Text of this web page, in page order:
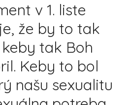
v 1. liste
že by to tak
tak Boh
Keby to bol
našu sexualitu